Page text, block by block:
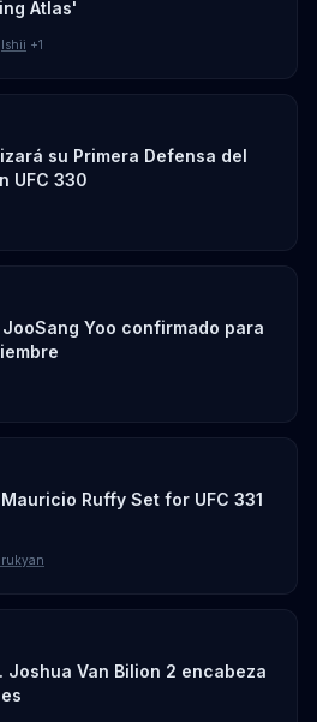
Atlas'
Ishii +1
su Primera Defensa del
UFC 330
Yoo confirmado para
Ruffy Set for UFC 331
Joshua Van Bilion 2 encabeza